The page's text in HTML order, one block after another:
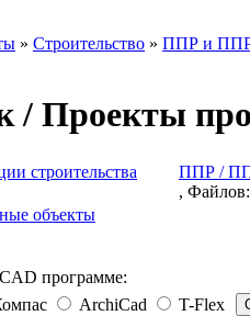
» Строительство » ППР и
строительства
ППР /
,
объекты
программе:
ArchiCad
T-Flex